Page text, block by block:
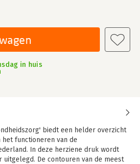
in huis
biedt een helder overzicht
functioneren van de
In deze herziene druk wordt
De contouren van de meest